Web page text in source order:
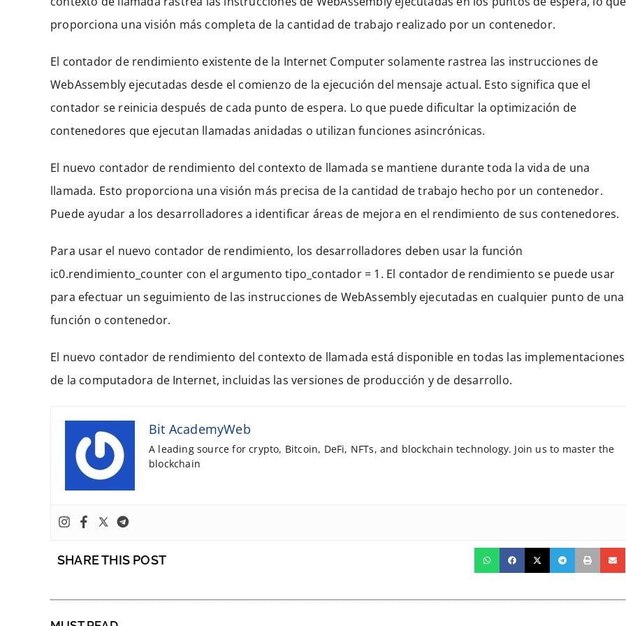
proporciona una visión más completa de la cantidad de trabajo realizado por un contenedor.
El contador de rendimiento existente de la Internet Computer solamente rastrea las instrucciones de
WebAssembly ejecutadas desde el comienzo de la ejecución del mensaje actual. Esto significa que el
contador se reinicia después de cada punto de espera. Lo que puede dificultar la optimización de
contenedores que ejecutan llamadas anidadas o utilizan funciones asincrónicas.
El nuevo contador de rendimiento del contexto de llamada se mantiene durante toda la vida de una
llamada. Esto proporciona una visión más precisa de la cantidad de trabajo hecho por un contenedor.
Puede ayudar a los desarrolladores a identificar áreas de mejora en el rendimiento de sus contenedores.
Para usar el nuevo contador de rendimiento, los desarrolladores deben usar la función
ic0.rendimiento_counter con el argumento tipo_contador = 1. El contador de rendimiento se puede usar
para efectuar un seguimiento de las instrucciones de WebAssembly ejecutadas en cualquier punto de una
función o contenedor.
El nuevo contador de rendimiento del contexto de llamada está disponible en todas las implementaciones
de la computadora de Internet, incluidas las versiones de producción y de desarrollo.
Bit AcademyWeb
A leading source for crypto, Bitcoin, DeFi, NFTs, and blockchain technology. Join us to master the
blockchain
SHARE THIS POST